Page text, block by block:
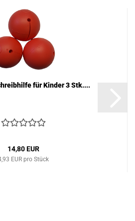
für Kinder 3 Stk....
14,80 EUR
EUR pro Stück